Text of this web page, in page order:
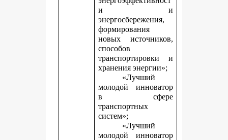
и и
энергосбережения,
формирования
новых источников,
способов
транспортировки и
хранения энергии»;
«Лучший
молодой инноватор
в сфере
транспортных
систем»;
«Лучший
молодой инноватор